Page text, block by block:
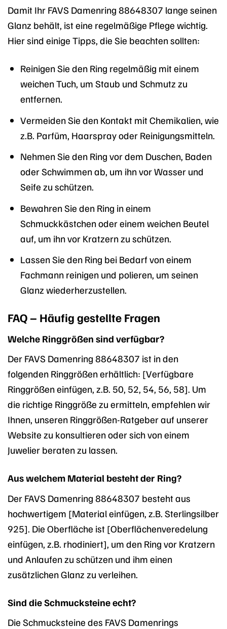
Damit Ihr FAVS Damenring 88648307 lange seinen
Glanz behält, ist eine regelmäßige Pflege wichtig.
Hier sind einige Tipps, die Sie beachten sollten:
Reinigen Sie den Ring regelmäßig mit einem
weichen Tuch, um Staub und Schmutz zu
entfernen.
Vermeiden Sie den Kontakt mit Chemikalien, wie
z.B. Parfüm, Haarspray oder Reinigungsmitteln.
Nehmen Sie den Ring vor dem Duschen, Baden
oder Schwimmen ab, um ihn vor Wasser und
Seife zu schützen.
Bewahren Sie den Ring in einem
Schmuckkästchen oder einem weichen Beutel
auf, um ihn vor Kratzern zu schützen.
Lassen Sie den Ring bei Bedarf von einem
Fachmann reinigen und polieren, um seinen
Glanz wiederherzustellen.
FAQ – Häufig gestellte Fragen
Welche Ringgrößen sind verfügbar?
Der FAVS Damenring 88648307 ist in den
folgenden Ringgrößen erhältlich: [Verfügbare
Ringgrößen einfügen, z.B. 50, 52, 54, 56, 58]. Um
die richtige Ringgröße zu ermitteln, empfehlen wir
Ihnen, unseren Ringgrößen-Ratgeber auf unserer
Website zu konsultieren oder sich von einem
Juwelier beraten zu lassen.
Aus welchem Material besteht der Ring?
Der FAVS Damenring 88648307 besteht aus
hochwertigem [Material einfügen, z.B. Sterlingsilber
925]. Die Oberfläche ist [Oberflächenveredelung
einfügen, z.B. rhodiniert], um den Ring vor Kratzern
und Anlaufen zu schützen und ihm einen
zusätzlichen Glanz zu verleihen.
Sind die Schmucksteine echt?
Die Schmucksteine des FAVS Damenrings